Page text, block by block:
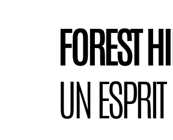
FOREST
UN